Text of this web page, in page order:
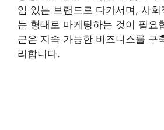
임 있는 브랜드로 다가서며, 사
는 형태로 마케팅하는 것이 필요
근은 지속 가능한 비즈니스를 구
리합니다.